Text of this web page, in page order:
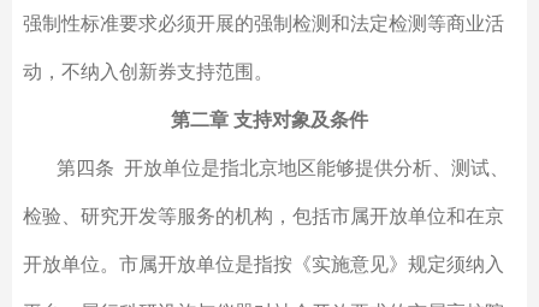
强制性标准要求必须开展的强制检测和法定检测等商业活
动，不纳入创新券支持范围。
第二章 支持对象及条件
第四条 开放单位是指北京地区能够提供分析、测试、
检验、研究开发等服务的机构，包括市属开放单位和在京
开放单位。市属开放单位是指按《实施意见》规定须纳入